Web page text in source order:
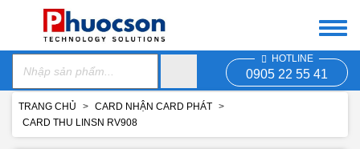
HOTLINE
0905 22 55 41
TRANG CHỦ
CARD NHẬN CARD PHÁT
CARD THU LINSN RV908